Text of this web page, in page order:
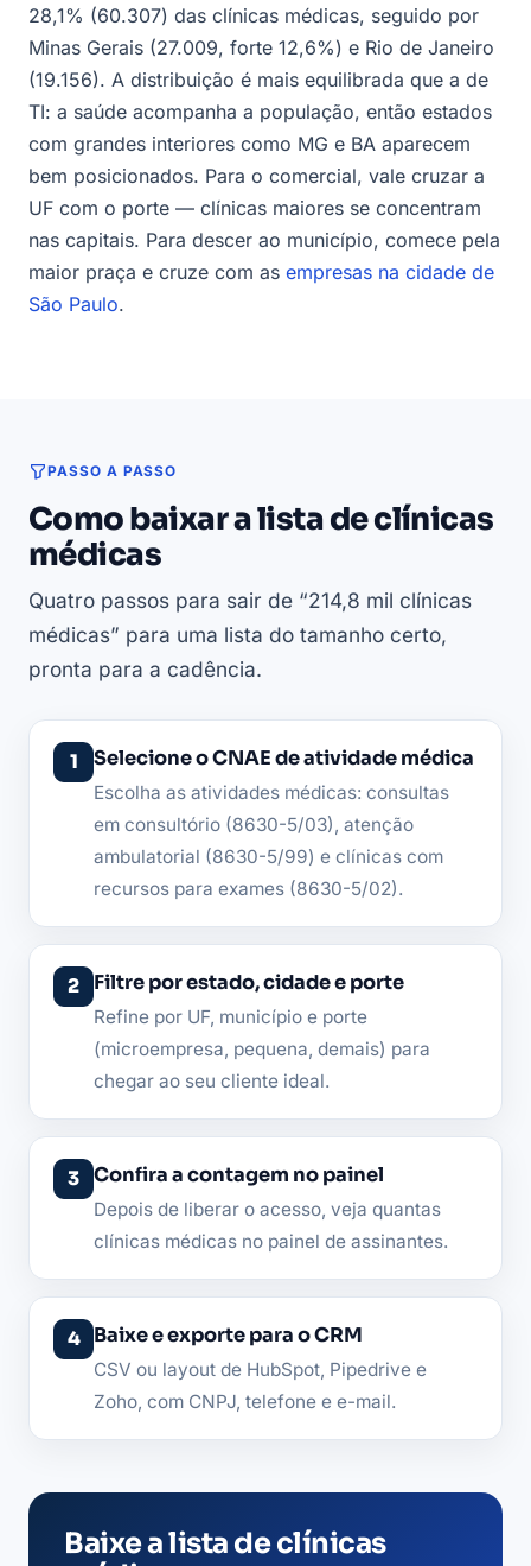
28,1% (60.307) das clínicas médicas, seguido por
Minas Gerais (27.009, forte 12,6%) e Rio de Janeiro
(19.156). A distribuição é mais equilibrada que a de
TI: a saúde acompanha a população, então estados
com grandes interiores como MG e BA aparecem
bem posicionados. Para o comercial, vale cruzar a
UF com o porte — clínicas maiores se concentram
nas capitais. Para descer ao município, comece pela
maior praça e cruze com as empresas na cidade de
São Paulo.
PASSO A PASSO
Como baixar a lista de clínicas
médicas
Quatro passos para sair de “214,8 mil clínicas
médicas” para uma lista do tamanho certo,
pronta para a cadência.
Selecione o CNAE de atividade médica
Escolha as atividades médicas: consultas
em consultório (8630-5/03), atenção
ambulatorial (8630-5/99) e clínicas com
recursos para exames (8630-5/02).
Filtre por estado, cidade e porte
Refine por UF, município e porte
(microempresa, pequena, demais) para
chegar ao seu cliente ideal.
Confira a contagem no painel
Depois de liberar o acesso, veja quantas
clínicas médicas no painel de assinantes.
Baixe e exporte para o CRM
CSV ou layout de HubSpot, Pipedrive e
Zoho, com CNPJ, telefone e e-mail.
Baixe a lista de clínicas